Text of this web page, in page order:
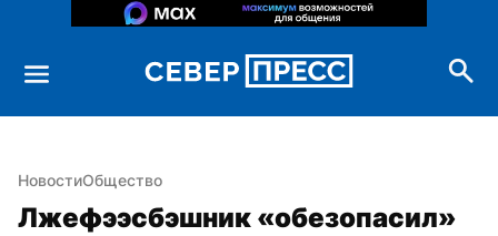
НовостиОбщество
Лжефээсбэшник «обезопасил»